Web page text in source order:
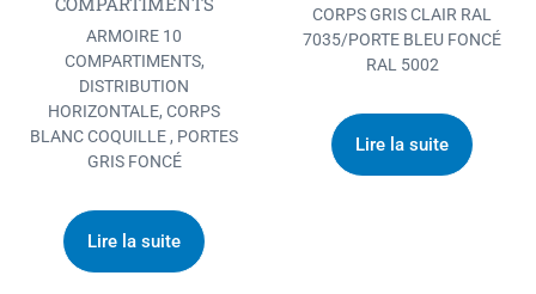
ARMOIRE 10
COMPARTIMENTS,
DISTRIBUTION
HORIZONTALE, CORPS
BLANC COQUILLE , PORTES
GRIS FONCÉ
Lire la suite
CORPS GRIS CLAIR RAL
7035/PORTE BLEU FONCÉ
RAL 5002
Lire la suite